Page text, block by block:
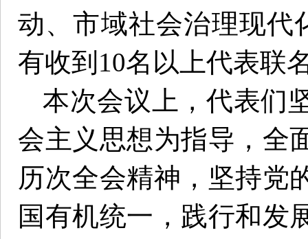
动、市域社会治理现代
有收到10名以上代表联
本次会议上，代表们
会主义思想为指导，全
历次全会精神，坚持党
国有机统一，践行和发